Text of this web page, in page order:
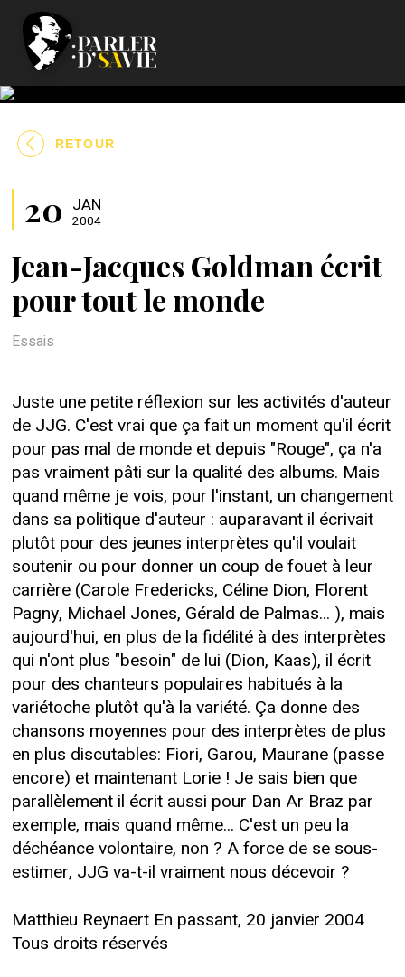
RETOUR
Jean-Jacques Goldman écrit
pour tout le monde
20 JAN
2004
Essais
Juste une petite réflexion sur les activités d'auteur
de JJG. C'est vrai que ça fait un moment qu'il écrit
pour pas mal de monde et depuis "Rouge", ça n'a
pas vraiment pâti sur la qualité des albums. Mais
quand même je vois, pour l'instant, un changement
dans sa politique d'auteur : auparavant il écrivait
plutôt pour des jeunes interprètes qu'il voulait
soutenir ou pour donner un coup de fouet à leur
carrière (Carole Fredericks, Céline Dion, Florent
Pagny, Michael Jones, Gérald de Palmas... ), mais
aujourd'hui, en plus de la fidélité à des interprètes
qui n'ont plus "besoin" de lui (Dion, Kaas), il écrit
pour des chanteurs populaires habitués à la
variétoche plutôt qu'à la variété. Ça donne des
chansons moyennes pour des interprètes de plus
en plus discutables: Fiori, Garou, Maurane (passe
encore) et maintenant Lorie ! Je sais bien que
parallèlement il écrit aussi pour Dan Ar Braz par
exemple, mais quand même... C'est un peu la
déchéance volontaire, non ? A force de se sous-
estimer, JJG va-t-il vraiment nous décevoir ?
Matthieu Reynaert En passant, 20 janvier 2004
Tous droits réservés